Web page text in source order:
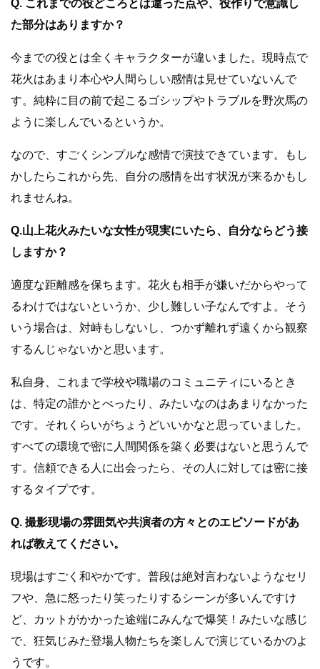
Q. これまでの役どころとは違った点や、役作りで意識し
た部分はありますか？
今までの役とは全くキャラクターが違いました。現時点で
花火はあまり本心や人間らしい感情は見せていないんで
す。純粋に目の前で起こるゴシップやトラブルを野次馬の
ように楽しんでいるというか。
なので、すごくシンプルな感情で演技できています。もし
かしたらこれから先、自分の感情を出す状況が来るかもし
れませんね。
Q.山上花火みたいな女性が現実にいたら、自分ならどう接
しますか？
適度な距離感を保ちます。花火も相手が嫌いだからやって
るわけではないというか、少し難しい子なんですよ。そう
いう場合は、対峙もしないし、つかず離れず遠くから観察
するんじゃないかと思います。
私自身、これまで学校や職場のコミュニティにいるとき
は、特定の誰かとべったり、みたいなのはあまりなかった
です。それくらいがちょうどいいかなと思っていました。
すべての環境で密に人間関係を築く必要はないと思うんで
す。信頼できる人に出会ったら、その人に対しては密に接
するタイプです。
Q. 撮影現場の雰囲気や共演者の方々とのエピソードがあ
れば教えてください。
現場はすごく和やかです。普段は絶対言わないようなセリ
フや、急に怒ったり笑ったりするシーンが多いんですけ
ど、カットがかかった途端にみんなで爆笑！みたいな感じ
で、狂気じみた登場人物たちを楽しんで演じているかのよ
うです。